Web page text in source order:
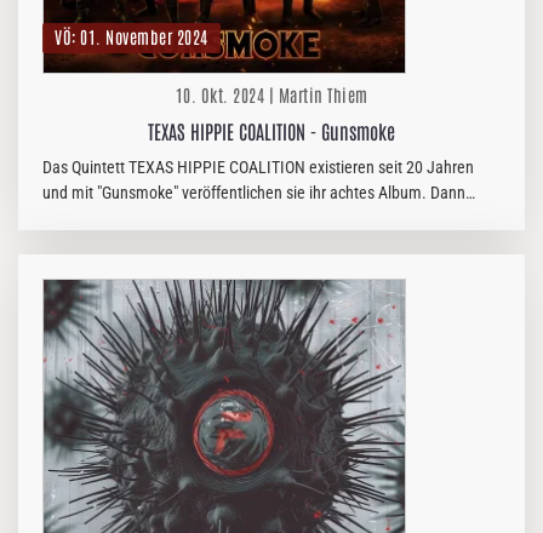
VÖ: 01. November 2024
10. Okt. 2024 | Martin Thiem
TEXAS HIPPIE COALITION - Gunsmoke
Das Quintett TEXAS HIPPIE COALITION existieren seit 20 Jahren
und mit "Gunsmoke" veröffentlichen sie ihr achtes Album. Dann